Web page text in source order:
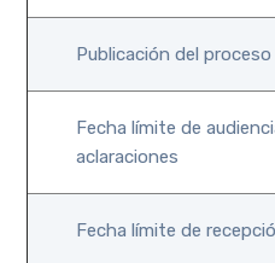
Publicación del
Fecha límite de
aclaraciones
Fecha límite de